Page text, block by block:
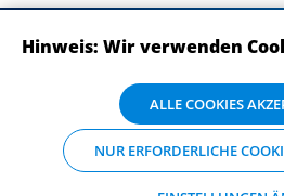
Hinweis: Wir verwenden
ALLE COOKIES
NUR ERFORDERLICHE
Wir verwenden Cookies auf dieser
auf „Alle Cookies akzeptieren“ der
Daten an Drittanbieter zu, damit wir
Nutzererfahrung auf unserer Website
den Arten der Cookies und ihrem Zweck